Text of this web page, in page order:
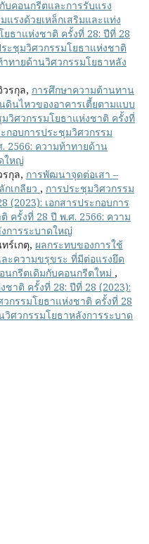
บคอนกรีตและการรับแรง
รงด้วยเหล็กเสริมและแท่ง
ธาแห่งชาติ ครั้งที่ 28: ปีที่ 28
ะชุมวิศวกรรมโยธาแห่งชาติ
ทายด้านวิศวกรรมโยธาหลัง
รกุล, การศึกษาความต้านทาน
ดินไหวของอาคารเตี้ยตามแบบ
วิศวกรรมโยธาแห่งชาติ ครั้งที่
กอบการประชุมวิศวกรรม
2566: ความท้าทายด้าน
ใหญ่
กุล, การพัฒนาจุดต่อเสา –
เกลียว , การประชุมวิศวกรรม
(2023): เอกสารประกอบการ
ครั้งที่ 28 ปี พ.ศ. 2566: ความ
การระบาดใหญ่
ร์เกตุ, ผลกระทบของการใช้
ะความขรุขระ ที่มีต่อแรงยึด
นกรีตเดิมกับคอนกรีตใหม่ ,
าติ ครั้งที่ 28: ปีที่ 28 (2023):
กรรมโยธาแห่งชาติ ครั้งที่ 28
ศวกรรมโยธาหลังการระบาด